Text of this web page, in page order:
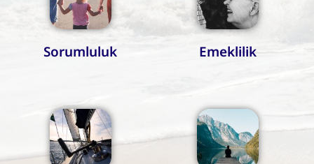
Sorumluluk Emeklilik